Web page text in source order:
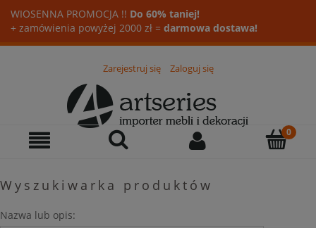
WIOSENNA PROMOCJA !! Do 60% taniej!
+ zamówienia powyżej 2000 zł = darmowa dostawa!
Zarejestruj się Zaloguj się
Wyszukiwarka produktów
Nazwa lub opis: